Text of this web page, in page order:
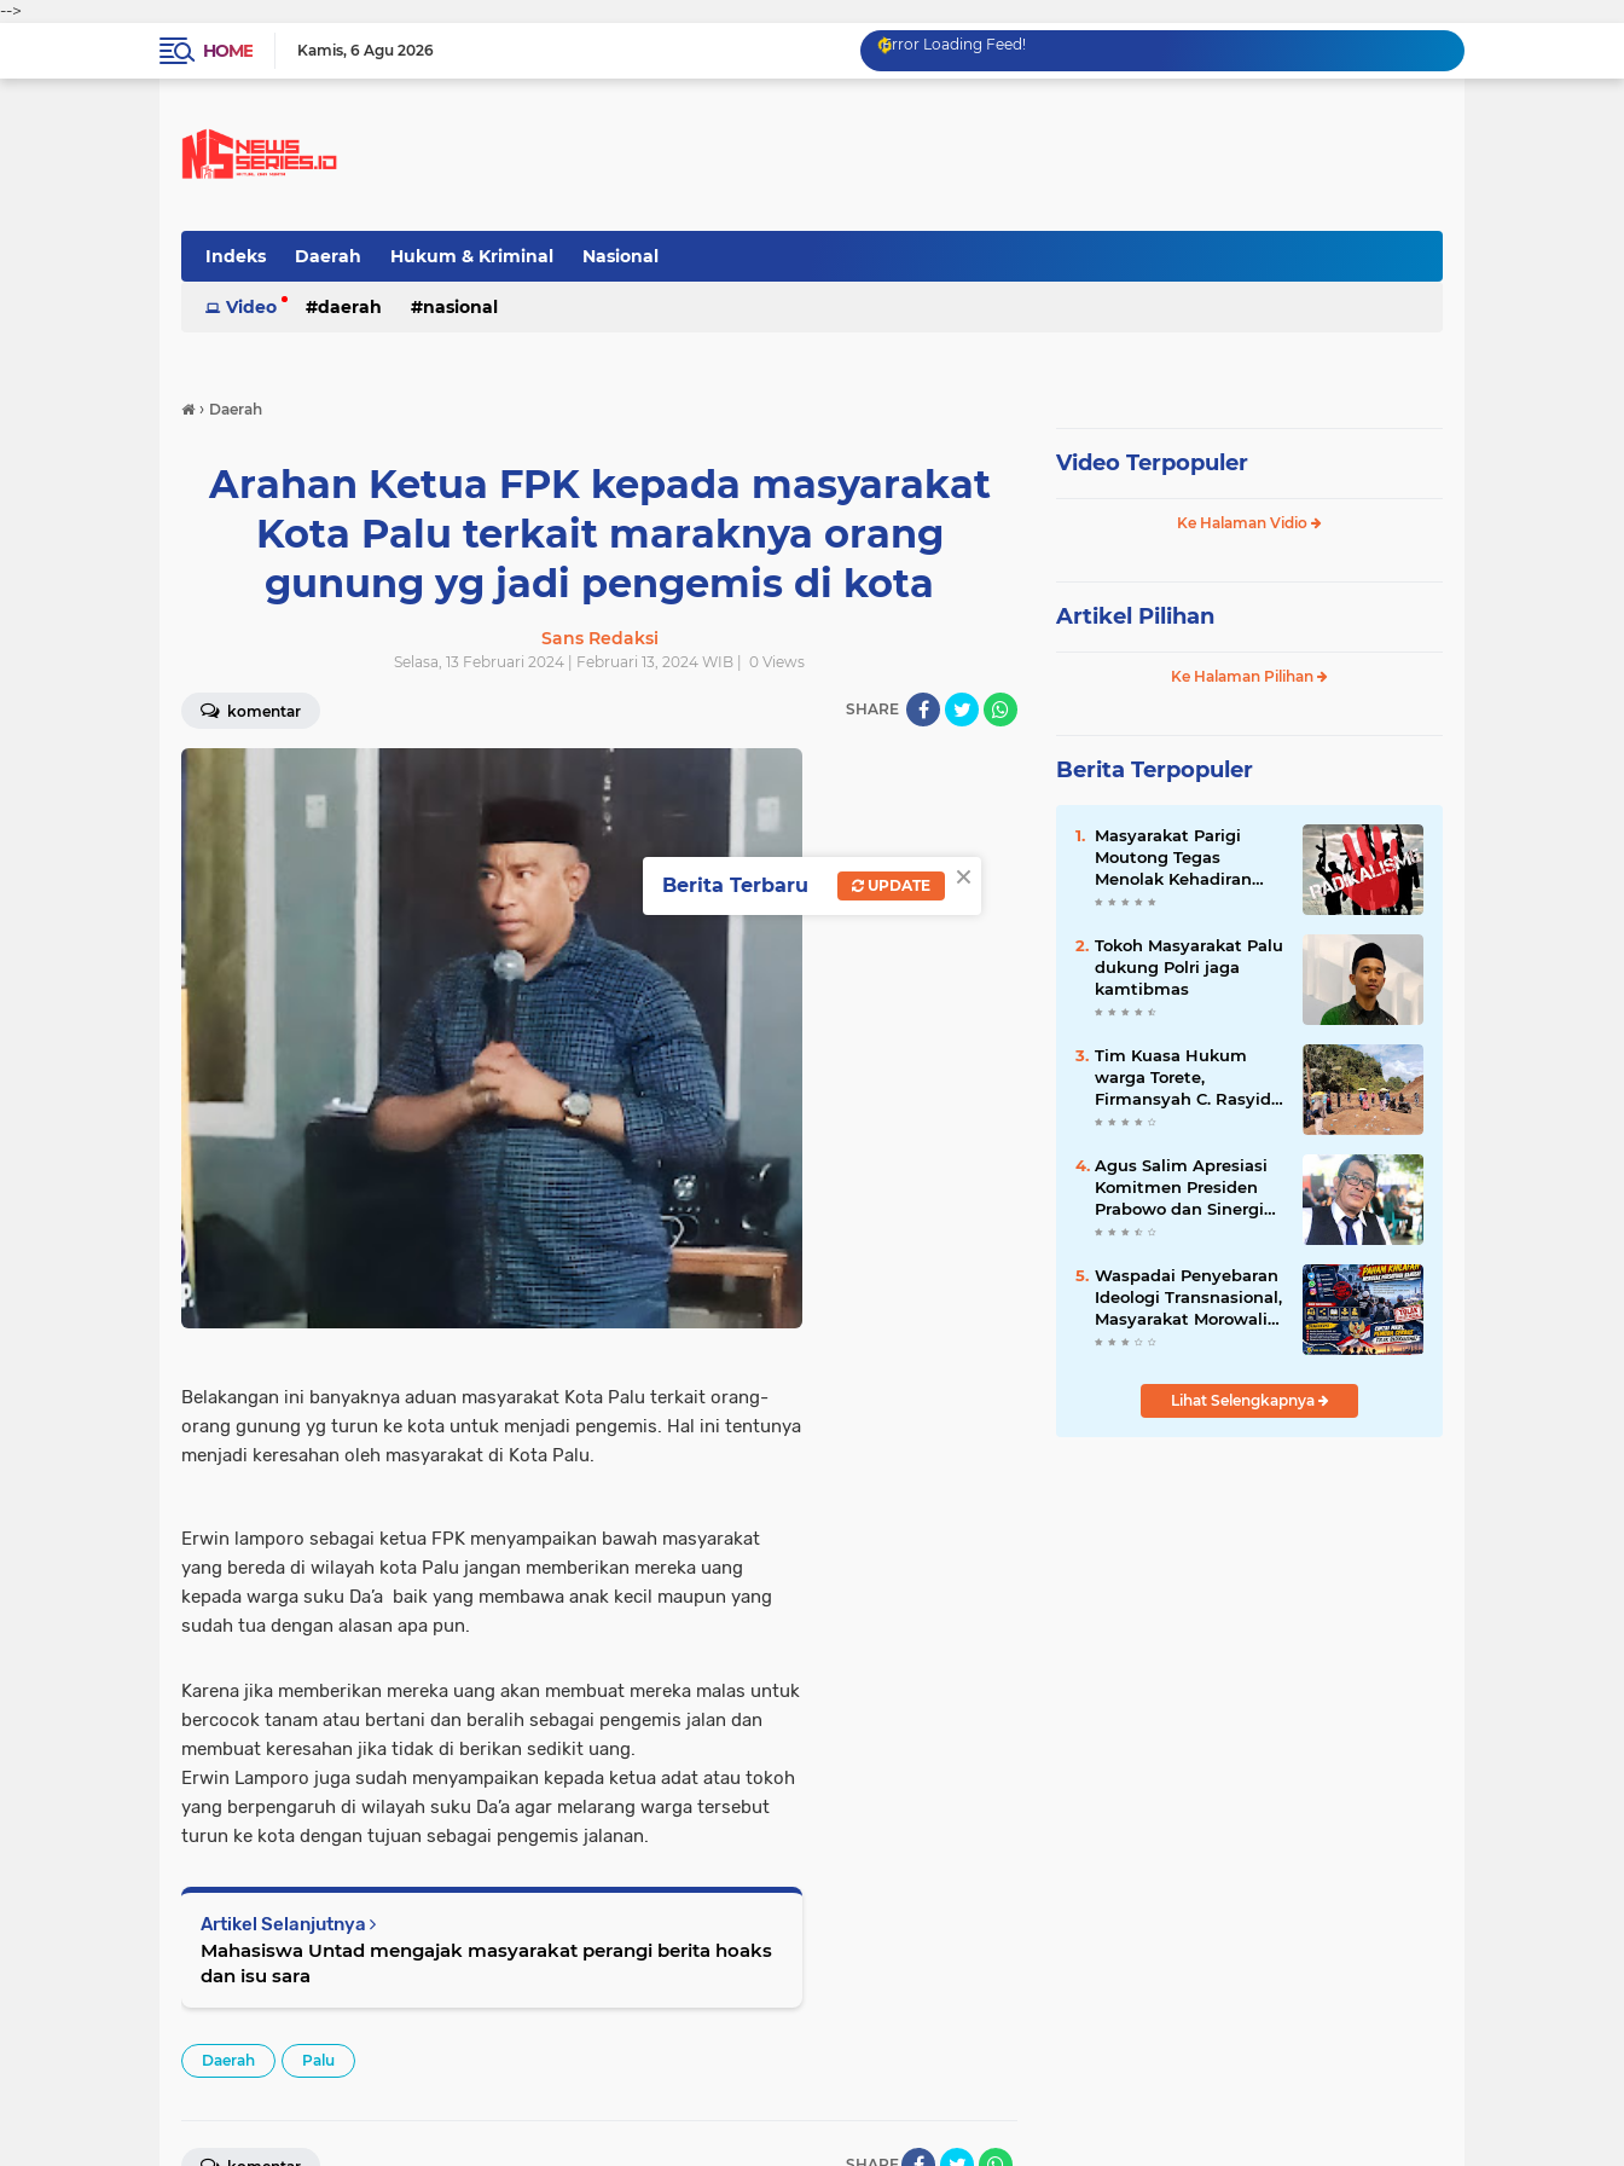
-->
HOME
Kamis 6 Agu 2026 Error Loading Feed!
Indeks Daerah Hukum & Kriminal Nasional
Video daerah nasional
› Daerah
Arahan Ketua FPK kepada masyarakat
Kota Palu terkait maraknya orang
gunung yg jadi pengemis di kota
Sans Redaksi
Selasa, 13 Februari 2024 | Februari 13, 2024 WIB | 0 Views
komentar SHARE
Belakangan ini banyaknya aduan masyarakat Kota Palu terkait orang-
orang gunung yg turun ke kota untuk menjadi pengemis. Hal ini tentunya
menjadi keresahan oleh masyarakat di Kota Palu.
Erwin lamporo sebagai ketua FPK menyampaikan bawah masyarakat
yang bereda di wilayah kota Palu jangan memberikan mereka uang
kepada warga suku Da’a baik yang membawa anak kecil maupun yang
sudah tua dengan alasan apa pun.
Karena jika memberikan mereka uang akan membuat mereka malas untuk
bercocok tanam atau bertani dan beralih sebagai pengemis jalan dan
membuat keresahan jika tidak di berikan sedikit uang.
Erwin Lamporo juga sudah menyampaikan kepada ketua adat atau tokoh
yang berpengaruh di wilayah suku Da’a agar melarang warga tersebut
turun ke kota dengan tujuan sebagai pengemis jalanan.
Artikel Selanjutnya
Mahasiswa Untad mengajak masyarakat perangi berita hoaks
dan isu sara
Daerah Palu
Video Terpopuler
Ke Halaman Vidio
Artikel Pilihan
Ke Halaman Pilihan
Berita Terpopuler
Masyarakat Parigi
Moutong Tegas
Menolak Kehadiran
Ormas Radikal
Tokoh Masyarakat Palu
dukung Polri jaga
kamtibmas
Tim Kuasa Hukum
warga Torete,
Firmansyah C. Rasyid,
S.H., menyampaikan
atas kesalahpahaman
yang berkembang di
ruang publik
Agus Salim Apresiasi
Komitmen Presiden
Prabowo dan Sinergi
Aparat Penegak
Pemberantasan
Korupsi
Waspadai Penyebaran
Ideologi Transnasional,
Masyarakat Morowali
Diajak Perkuat
Wawasan Kebangsaan
Lihat Selengkapnya
×
Berita Terbaru UPDATE